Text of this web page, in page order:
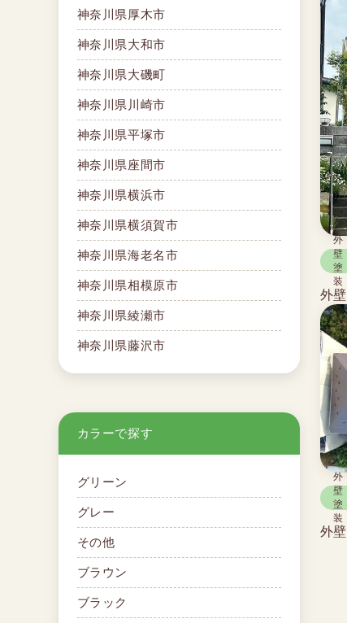
神奈川県厚木市
神奈川県大和市
神奈川県大磯町
神奈川県川崎市
神奈川県平塚市
神奈川県座間市
神奈川県横浜市
神奈川県横須賀市
神奈川県海老名市
神奈川県相模原市
神奈川県綾瀬市
神奈川県藤沢市
カラーで探す
グリーン
グレー
その他
ブラウン
ブラック
外
壁
塗
装
外
外
壁
塗
装
外